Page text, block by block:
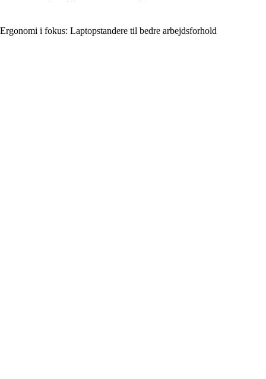
Ergonomi i fokus: Laptopstandere til bedre arbejdsforhold